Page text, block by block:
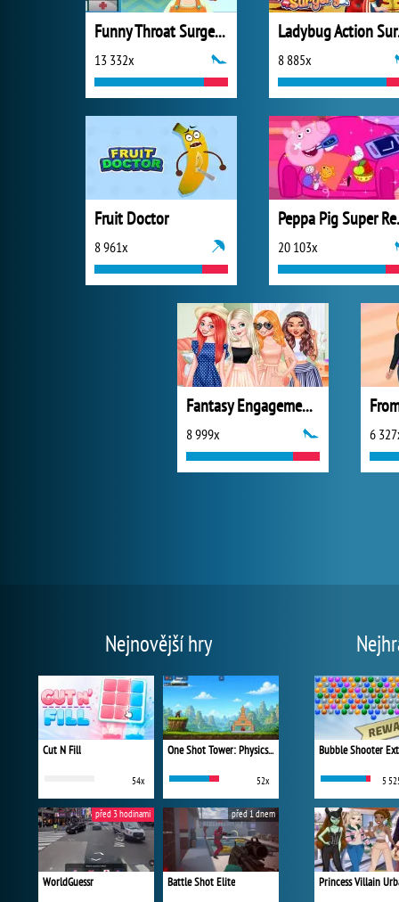
Funny Throat Surgery 2
13 332x 8 885x
Fruit Doctor
8 961x 20 103x
Fantasy Engagement Ring Design
8 999x 6
Nejnovější hry
Cut N Fill
54x
One Shot Tower: Physics Destroyer
52x
WorldGuessr
před 3 hodinami
Battle Shot Elite
před 1 dnem
Bubble Shooter
5